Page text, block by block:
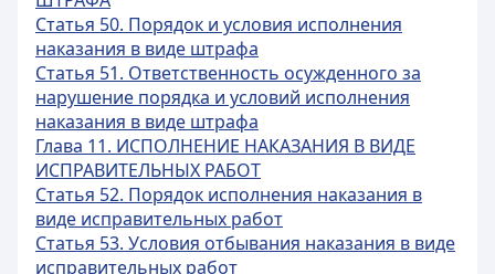
Статья 50. Порядок и условия исполнения
наказания в виде штрафа
Статья 51. Ответственность осужденного за
нарушение порядка и условий исполнения
наказания в виде штрафа
Глава 11. ИСПОЛНЕНИЕ НАКАЗАНИЯ В ВИДЕ
ИСПРАВИТЕЛЬНЫХ РАБОТ
Статья 52. Порядок исполнения наказания в
виде исправительных работ
Статья 53. Условия отбывания наказания в виде
исправительных работ